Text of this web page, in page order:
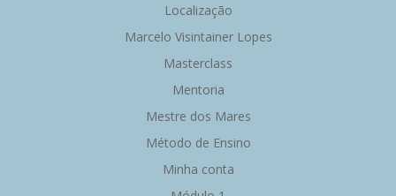
Localização
Marcelo Visintainer Lopes
Masterclass
Mentoria
Mestre dos Mares
Método de Ensino
Minha conta